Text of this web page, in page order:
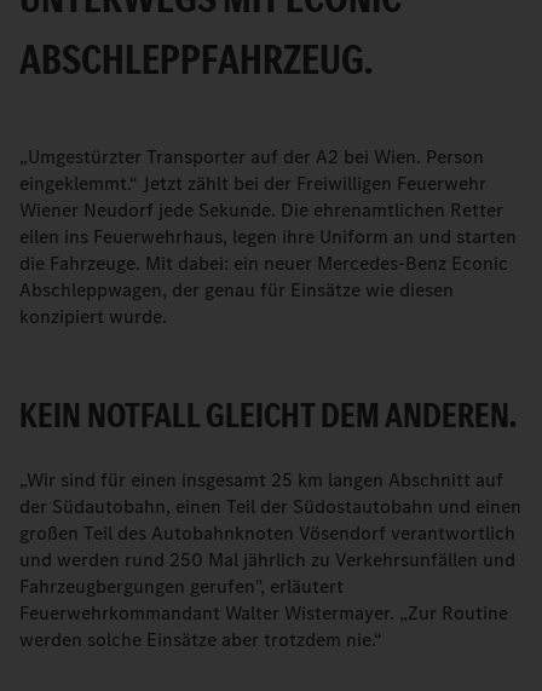
ABSCHLEPPFAHRZEUG.
„Umgestürzter Transporter auf der A2 bei Wien. Person
eingeklemmt.“ Jetzt zählt bei der Freiwilligen Feuerwehr
Wiener Neudorf jede Sekunde. Die ehrenamtlichen Retter
eilen ins Feuerwehrhaus, legen ihre Uniform an und starten
die Fahrzeuge. Mit dabei: ein neuer Mercedes-Benz Econic
Abschleppwagen, der genau für Einsätze wie diesen
konzipiert wurde.
KEIN NOTFALL GLEICHT DEM ANDEREN.
„Wir sind für einen insgesamt 25 km langen Abschnitt auf
der Südautobahn, einen Teil der Südostautobahn und einen
großen Teil des Autobahnknoten Vösendorf verantwortlich
und werden rund 250 Mal jährlich zu Verkehrsunfällen und
Fahrzeugbergungen gerufen", erläutert
Feuerwehrkommandant Walter Wistermayer. „Zur Routine
werden solche Einsätze aber trotzdem nie.“